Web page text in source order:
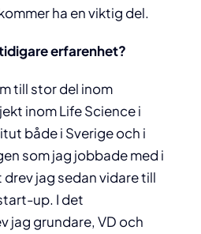
ha en viktig del.
erfarenhet?
till stor del inom
inom Life Science i
både i Sverige och i
som jag jobbade med i
jag sedan vidare till
up. I det
jag grundare, VD och